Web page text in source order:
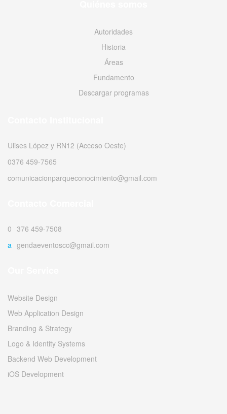
Autoridades
Historia
Áreas
Fundamento
Descargar programas
Ulises López y RN12 (Acceso Oeste)
0376 459-7565
comunicacionparqueconocimiento@gmail.com
0376 459-7508
agendaeventoscc@gmail.com
Website Design
Web Application Design
Branding & Strategy
Logo & Identity Systems
Backend Web Development
iOS Development